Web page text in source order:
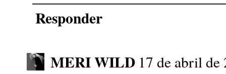
Responder
MERI WILD 17 de abril de